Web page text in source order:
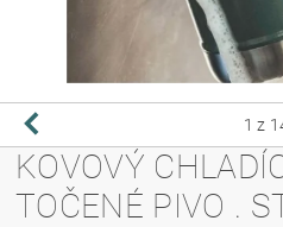
1 z
KOVOVÝ
TOČENÉ PIVO .